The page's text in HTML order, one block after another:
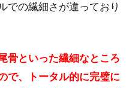
での繊細さが違っており
骨といった繊細なところ
で、トータル的に完璧に